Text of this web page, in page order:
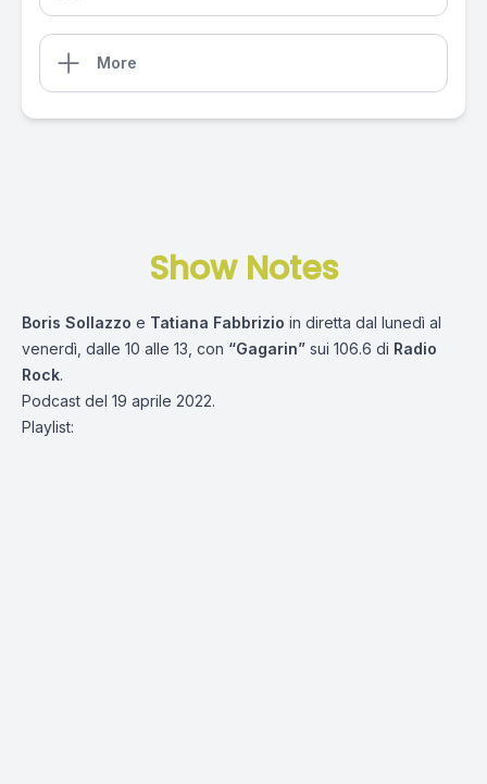
More
Show Notes
Boris Sollazzo e Tatiana Fabbrizio in diretta dal lunedì al
venerdì, dalle 10 alle 13, con “Gagarin” sui 106.6 di Radio
Rock.
Podcast del 19 aprile 2022.
Playlist: